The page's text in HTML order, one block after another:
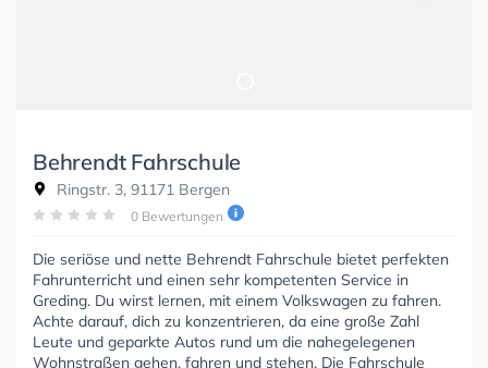
Behrendt Fahrschule
Ringstr. 3, 91171 Bergen
0 Bewertungen
Die seriöse und nette Behrendt Fahrschule bietet perfekten
Fahrunterricht und einen sehr kompetenten Service in
Greding. Du wirst lernen, mit einem Volkswagen zu fahren.
Achte darauf, dich zu konzentrieren, da eine große Zahl
Leute und geparkte Autos rund um die nahegelegenen
Wohnstraßen gehen, fahren und stehen. Die Fahrschule